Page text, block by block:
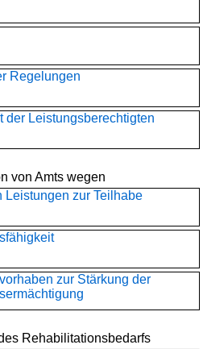
Regelungen
der Leistungsberechtigten
von Amts wegen
Leistungen zur Teilhabe
zur Stärkung der
Rehabilitationsbedarfs